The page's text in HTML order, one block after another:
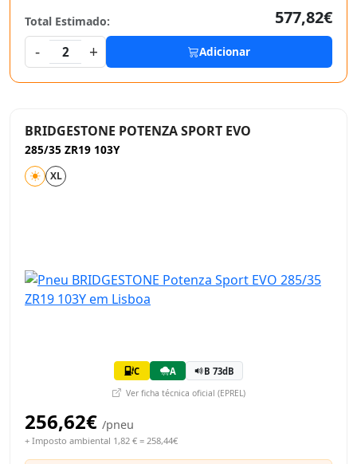
Total Estimado:
577,82€
-
2 + Adicionar
BRIDGESTONE POTENZA SPORT EVO
285/35 ZR19 103Y
XL
C A B 73dB
Ver ficha técnica oficial (EPREL)
256,62€ /pneu
+ Imposto ambiental 1,82 € = 258,44€